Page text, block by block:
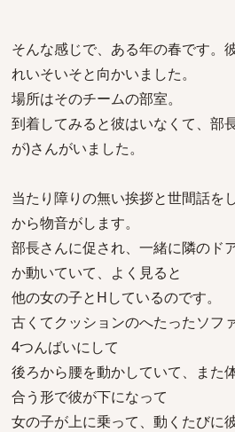
そんな感じで、ある年の春です。
れいそいそと向かいました。
場所はそのチームの部室。
到着してみると彼はいなくて、部
が)さんがいました。
当たり障りの無い挨拶と世間話を
から物音がします。
部長さんに促され、一緒に隣のド
か動いていて、よく見ると
他の女の子とHしているのです。
古くてクッションのへたったソフ
4つんばいにして
後ろから腰を動かしていて、また
合う形で彼が下になって
女の子が上に乗って、動くたびに